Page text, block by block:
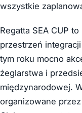
wszystkie
Regatta SEA CUP
przestrzeń
tym roku mocno
żeglarstwa i
międzynarodowej.
organizowane